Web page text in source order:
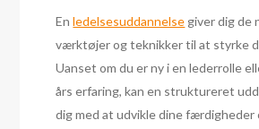
Enledelsesuddannelse giver dig de
værktøjer og teknikker til at styrke
Uanset om du er ny i en lederrolle
års erfaring, kan en struktureret
dig med at udvikle dine færdigheder